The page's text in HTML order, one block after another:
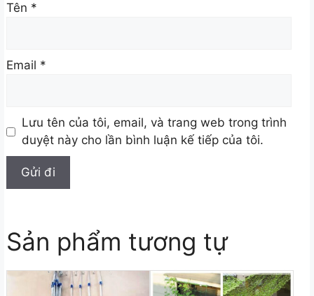
Tên *
Email *
Lưu tên của tôi, email, và trang web trong trình
duyệt này cho lần bình luận kế tiếp của tôi.
Sản phẩm tương tự